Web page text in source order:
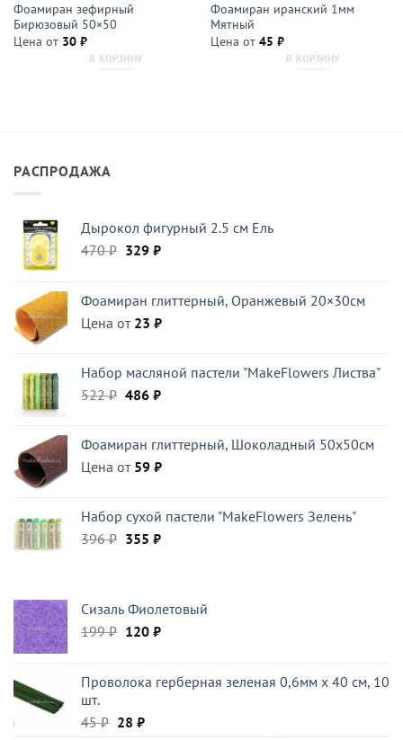
Фоамиран зефирный
Бирюзовый 50×50
Цена от 30 ₽
В КОРЗИНУ
Фоамиран иранский 1мм
Мятный
Цена от 45 ₽
В КОРЗИНУ
РАСПРОДАЖА
Дырокол фигурный 2.5 см Ель
470₽ Первоначальная
470 ₽.
329 ₽Текущая
Фоамиран глиттерный, Оранжевый 20×30см
Цена от 23 ₽
Набор масляной пастели "MakeFlowers Листва"
522₽ Первоначальная
522 ₽.
486 ₽Текущая
Фоамиран глиттерный, Шоколадный 50x50см
Цена от 59 ₽
Набор сухой пастели "MakeFlowers Зелень"
396₽ Первоначальная
355 ₽Текущая
Сизаль Фиолетовый
199₽ Первоначальная
199 ₽.
120 ₽Текущая
Проволока герберная зеленая 0,6мм x 40 см, 10
шт.
45₽ Первоначальная
28 ₽Текущая